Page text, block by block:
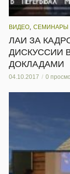
ВИДЕО СЕМИНАРЫ
ЛАИ ЗА
ДИСКУССИИ
ДОКЛАДАМИ
04.10.2017 0